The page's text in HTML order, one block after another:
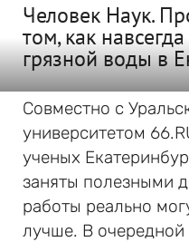
Человек Наук.
том, как
грязной воды в
Совместно с
университетом
ученых
заняты полезными
работы реально
лучше. В очередной